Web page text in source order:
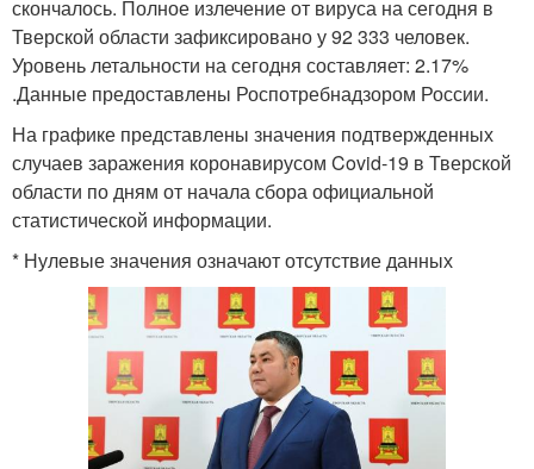
скончалось. Полное излечение от вируса на сегодня в
Тверской области зафиксировано у 92 333 человек.
Уровень летальности на сегодня составляет: 2.17%
.Данные предоставлены Роспотребнадзором России.
На графике представлены значения подтвержденных
случаев заражения коронавирусом Covid-19 в Тверской
области по дням от начала сбора официальной
статистической информации.
* Нулевые значения означают отсутствие данных